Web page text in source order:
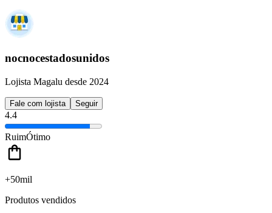
nocnocestadosunidos
Lojista Magalu desde 2024
Fale com lojista Seguir
4.4
RuimÓtimo
+50mil
Produtos vendidos